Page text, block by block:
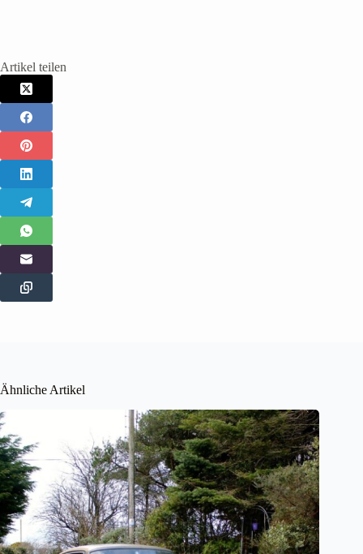
Artikel teilen
Ähnliche Artikel